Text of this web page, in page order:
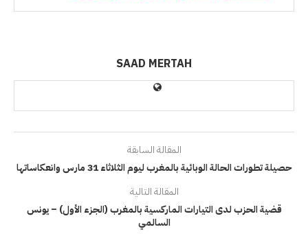
SAAD MERTAH
المقالة السابقة
حصيلة تطورات الحالة الوبائية بالمغرب ليوم الثلاثاء 31 مارس وانعكاساتها
المقالة التالية
قضية الحزب لدى التيارات الماركسية بالمغرب (الجزء الأول) – يونس
السالمي